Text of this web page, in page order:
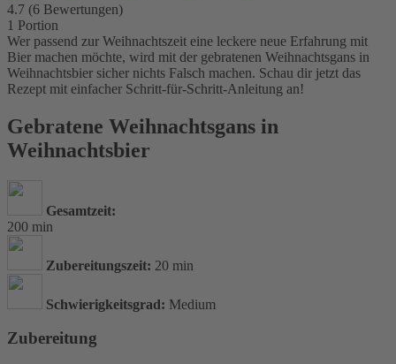
4.7 (6 Bewertungen)
1 Portion
Wer passend zur Weihnachtszeit eine leckere neue Erfahrung mit
Bier machen möchte, wird mit der gebratenen Weihnachtsgans in
Weihnachtsbier sicher nichts Falsch machen. Schau dir jetzt das
Rezept mit einfacher Schritt-für-Schritt-Anleitung an!
Gebratene Weihnachtsgans in
Weihnachtsbier
Gesamtzeit:
200 min
Zubereitungszeit: 20 min
Schwierigkeitsgrad: Medium
Zubereitung